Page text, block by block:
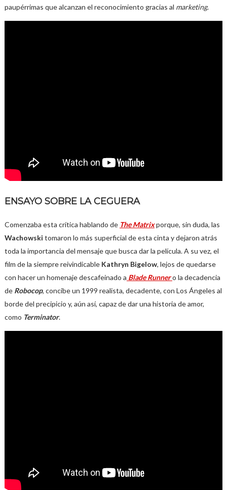
paupérrimas que alcanzan el reconocimiento gracias al marketing.
ENSAYO SOBRE LA CEGUERA
Comenzaba esta crítica hablando de The Matrixporque, sin duda, las
Wachowski tomaron lo más superficial de esta cinta y dejaron atrás
toda la importancia del mensaje que busca dar la película. A su vez, el
film de la siempre reivindicable Kathryn Bigelow, lejos de quedarse
con hacer un homenaje descafeinado a Blade Runnero la decadencia
de Robocop, concibe un 1999 realista, decadente, con Los Ángeles al
borde del precipicio y, aún así, capaz de dar una historia de amor,
como Terminator.